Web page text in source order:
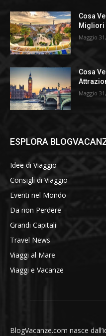
Cosa
Migliori
Maggio
Cosa
Maggio
ESPLORA
Idee di Viaggio
Consigli di Viaggio
Eventi nel Mondo
Da non Perdere
Grandi Capitali
Travel News
Viaggi al Mare
Viaggi e Vacanze
BlogVacanze.com nasce